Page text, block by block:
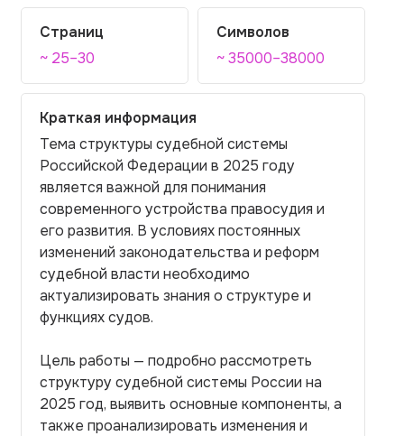
Страниц
~ 25–30
Символов
~ 35000–38000
Краткая информация
Тема структуры судебной системы
Российской Федерации в 2025 году
является важной для понимания
современного устройства правосудия и
его развития. В условиях постоянных
изменений законодательства и реформ
судебной власти необходимо
актуализировать знания о структуре и
функциях судов.
Цель работы — подробно рассмотреть
структуру судебной системы России на
2025 год, выявить основные компоненты, а
также проанализировать изменения и